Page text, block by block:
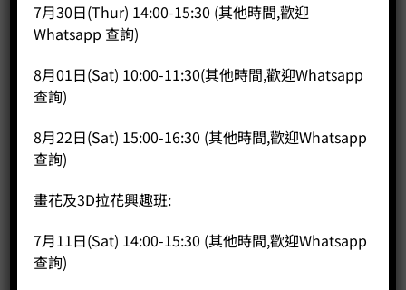
sales@coffeepublic.com.hk查詢
畫花及3D拉花興趣班-二人同行 數量
分類：咖啡課程,興趣班
商品說明
7月30日(Thur) 14:00-15:30 (其他時間,歡迎
Whatsapp 查詢)
8月01日(Sat) 10:00-11:30(其他時間,歡迎Whatsapp
查詢)
8月22日(Sat) 15:00-16:30 (其他時間,歡迎Whatsapp
查詢)
畫花及3D拉花興趣班:
7月11日(Sat) 14:00-15:30 (其他時間,歡迎Whatsapp
查詢)